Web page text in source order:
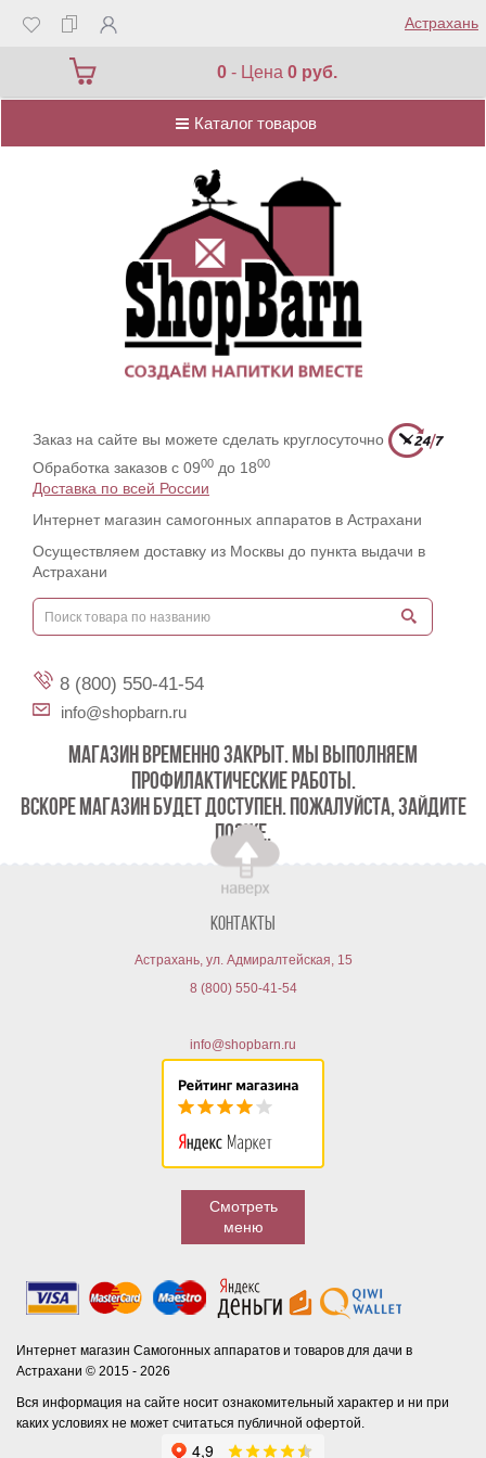
Астрахань
0 - Цена0 руб.
Каталог товаров
Каталог товаров
Заказ на сайте вы можете сделать круглосуточно
Обработка заказов с 0900 до 1800
Доставка по всей России
Интернет магазин самогонных аппаратов в Астрахани
Осуществляем доставку из Москвы до пункта выдачи в
Астрахани
8 (800) 550-41-54
info@shopbarn.ru
МАГАЗИН ВРЕМЕННО ЗАКРЫТ. МЫ ВЫПОЛНЯЕМ
ПРОФИЛАКТИЧЕСКИЕ РАБОТЫ.
ВСКОРЕ МАГАЗИН БУДЕТ ДОСТУПЕН. ПОЖАЛУЙСТА, ЗАЙДИТЕ
ПОЗЖЕ.
Контакты
Астрахань, ул. Адмиралтейская, 15
8 (800) 550-41-54
info@shopbarn.ru
Смотреть
меню
Интернет магазин Самогонных аппаратов и товаров для дачи в
Астрахани © 2015 - 2026
Вся информация на сайте носит ознакомительный характер и ни при
каких условиях не может считаться публичной офертой.